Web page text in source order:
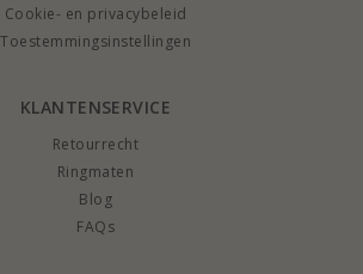
Cookie- en privacybeleid
Toestemmingsinstellingen
KLANTENSERVICE
Retourrecht
Ringmaten
Blog
FAQs